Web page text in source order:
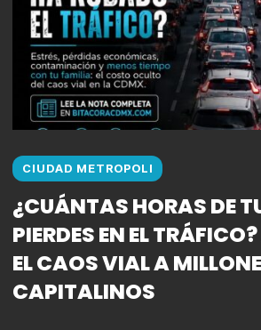
CIUDAD METROPOLI
¿CUÁNTAS HORAS DE
PIERDES EN EL
EL CAOS VIAL A
CAPITALINOS